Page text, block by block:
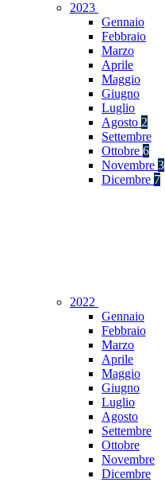
2023
Gennaio
Febbraio
Marzo
Aprile
Maggio
Giugno
Luglio
Agosto 2
Settembre
Ottobre 6
Novembre 3
Dicembre 7
2022
Gennaio
Febbraio
Marzo
Aprile
Maggio
Giugno
Luglio
Agosto
Settembre
Ottobre
Novembre
Dicembre